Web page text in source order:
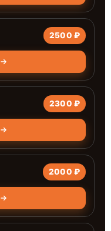
2500 ₽
2300 ₽
2000 ₽